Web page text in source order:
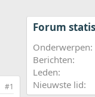
#1
Forum
Onderwerpen
Berichten
Leden
Nieuwste lid